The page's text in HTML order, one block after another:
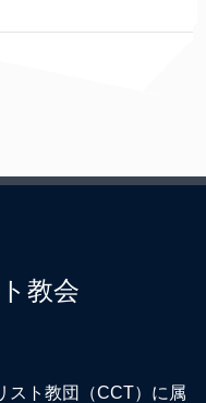
教会
スト教団（CCT）に属